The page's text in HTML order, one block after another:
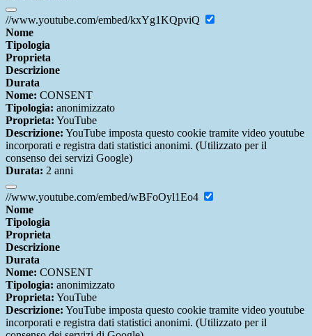
//www.youtube.com/embed/kxYg1KQpviQ
Nome
Tipologia
Proprieta
Descrizione
Durata
Nome: CONSENT
Tipologia: anonimizzato
Proprieta: YouTube
Descrizione: YouTube imposta questo cookie tramite video youtube
incorporati e registra dati statistici anonimi. (Utilizzato per il
consenso dei servizi Google)
Durata: 2 anni
//www.youtube.com/embed/wBFoOyl1Eo4
Nome
Tipologia
Proprieta
Descrizione
Durata
Nome: CONSENT
Tipologia: anonimizzato
Proprieta: YouTube
Descrizione: YouTube imposta questo cookie tramite video youtube
incorporati e registra dati statistici anonimi. (Utilizzato per il